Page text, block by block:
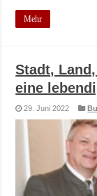
Mehr
Stadt,
eine
29. Juni 2022